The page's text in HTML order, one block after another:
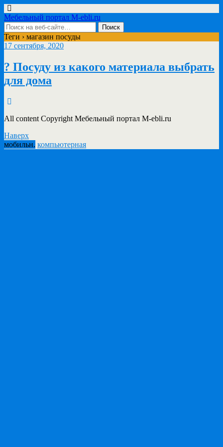
Мебельный портал M-ebli.ru
Теги › магазин посуды
17 сентября, 2020
? Посуду из какого материала выбрать
для дома
All content Copyright Мебельный портал M-ebli.ru
Наверх
мобильн. компьютерная